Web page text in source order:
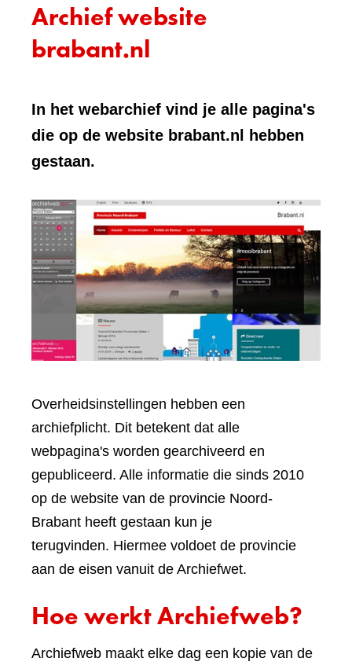
Archief website
brabant.nl
In het webarchief vind je alle pagina's
die op de website brabant.nl hebben
gestaan.
Overheidsinstellingen hebben een
archiefplicht. Dit betekent dat alle
webpagina's worden gearchiveerd en
gepubliceerd. Alle informatie die sinds 2010
op de website van de provincie Noord-
Brabant heeft gestaan kun je
terugvinden. Hiermee voldoet de provincie
aan de eisen vanuit de Archiefwet.
Hoe werkt Archiefweb?
Archiefweb maakt elke dag een kopie van de